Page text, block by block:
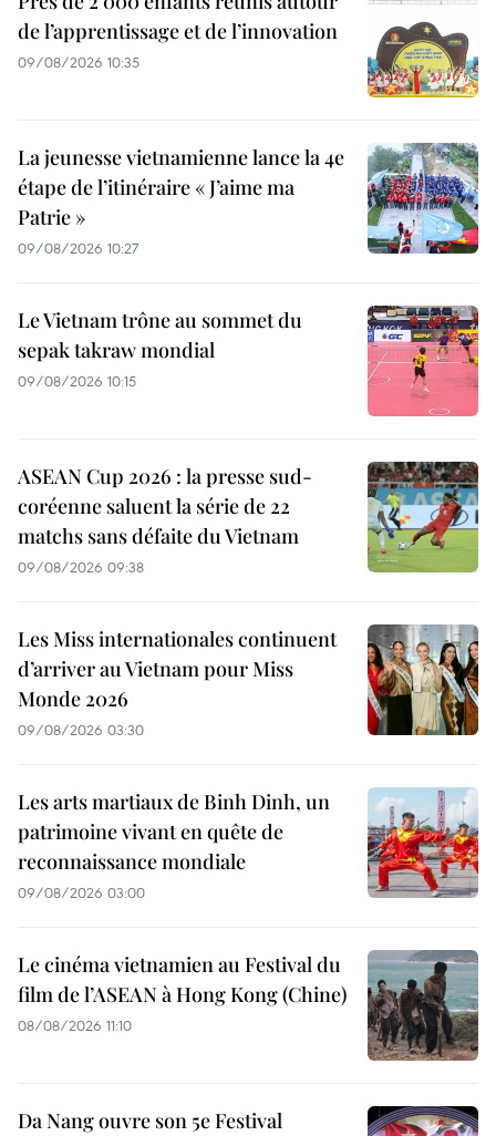
de l’apprentissage et de l’innovation
09/08/2026 10:35
La jeunesse vietnamienne lance la 4e
étape de l’itinéraire « J’aime ma
Patrie »
09/08/2026 10:27
Le Vietnam trône au sommet du
sepak takraw mondial
09/08/2026 10:15
ASEAN Cup 2026 : la presse sud-
coréenne saluent la série de 22
matchs sans défaite du Vietnam
09/08/2026 09:38
Les Miss internationales continuent
d’arriver au Vietnam pour Miss
Monde 2026
09/08/2026 03:30
Les arts martiaux de Binh Dinh, un
patrimoine vivant en quête de
reconnaissance mondiale
09/08/2026 03:00
Le cinéma vietnamien au Festival du
film de l’ASEAN à Hong Kong (Chine)
08/08/2026 11:10
Da Nang ouvre son 5e Festival